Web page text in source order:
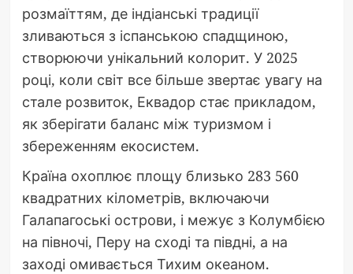
розмаїттям, де індіанські традиції
зливаються з іспанською спадщиною,
створюючи унікальний колорит. У 2025
році, коли світ все більше звертає увагу на
стале розвиток, Еквадор стає прикладом,
як зберігати баланс між туризмом і
збереженням екосистем.
Країна охоплює площу близько 283 560
квадратних кілометрів, включаючи
Галапагоські острови, і межує з Колумбією
на півночі, Перу на сході та півдні, а на
заході омивається Тихим океаном.